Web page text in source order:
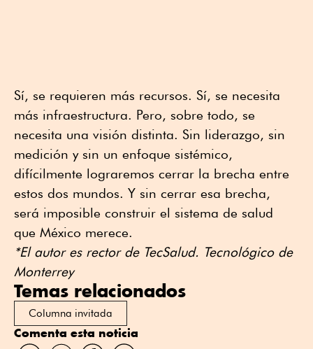
Sí, se requieren más recursos. Sí, se necesita
más infraestructura. Pero, sobre todo, se
necesita una visión distinta. Sin liderazgo, sin
medición y sin un enfoque sistémico,
difícilmente lograremos cerrar la brecha entre
estos dos mundos. Y sin cerrar esa brecha,
será imposible construir el sistema de salud
que México merece.
*El autor es rector de TecSalud. Tecnológico de
Monterrey
Temas relacionados
Columna invitada
Comenta esta noticia